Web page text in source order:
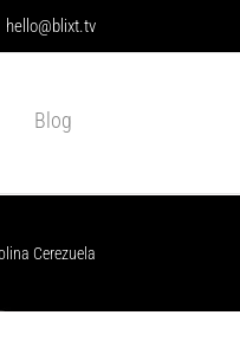
hello@blixt.tv
Blog
Cerezuela